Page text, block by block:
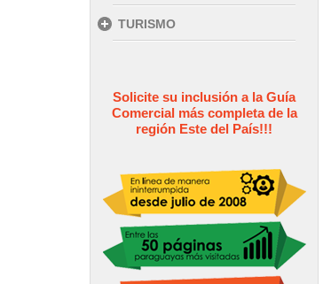
TURISMO
Solicite su inclusión a la Guía
Comercial más completa de la
región Este del País!!!